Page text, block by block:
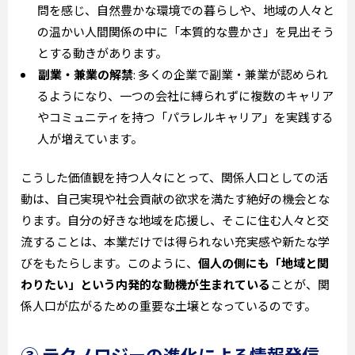
問を感じ、自然豊かな環境での暮らしや、地域の人々と
の温かい人間関係の中に「本質的な豊かさ」を見出そう
とする動きがあります。
副業・兼業の解禁: 多くの企業で副業・兼業が認められ
るようになり、一つの会社に縛られずに複数のキャリア
やコミュニティを持つ「パラレルキャリア」を実践する
人が増えています。
こうした価値観を持つ人々にとって、関係人口としての活
動は、自己実現や社会貢献の欲求を満たす絶好の機会とな
ります。自分の好きな地域を応援し、そこに住む人々と交
流することは、本業だけでは得られない充実感や新たな学
びをもたらします。このように、 個人の側にも「地域と関
わりたい」という内発的な動機が生まれていることが、関
係人口が広がるための重要な土壌となっているのです。